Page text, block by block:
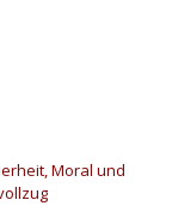
Moral und